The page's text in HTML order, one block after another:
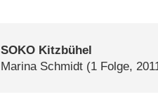
SOKO Kitzbühel
Marina Schmidt (1 Folge,